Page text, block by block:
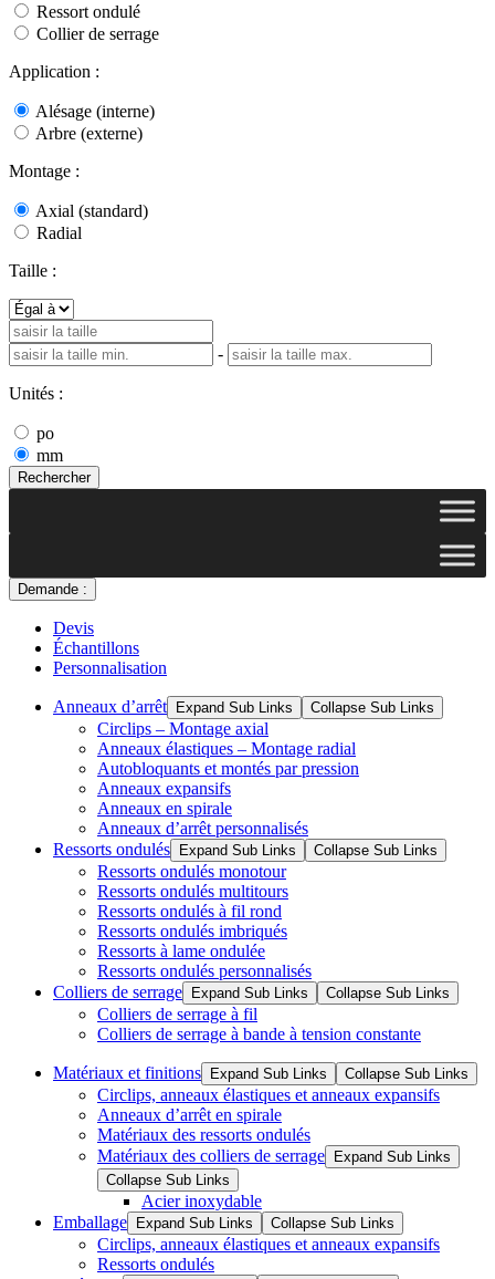
Ressort ondulé
Collier de serrage
Application :
Alésage (interne)
Arbre (externe)
Montage :
Axial (standard)
Radial
Taille :
-
Unités :
po
mm
Rechercher
Demande :
Devis
Échantillons
Personnalisation
Anneaux d’arrêt Expand Sub Links Collapse Sub Links
Circlips – Montage axial
Anneaux élastiques – Montage radial
Autobloquants et montés par pression
Anneaux expansifs
Anneaux en spirale
Anneaux d’arrêt personnalisés
Ressorts ondulés
Expand Sub Links Collapse Sub Links
Ressorts ondulés monotour
Ressorts ondulés multitours
Ressorts ondulés à fil rond
Ressorts ondulés imbriqués
Ressorts à lame ondulée
Ressorts ondulés personnalisés
Colliers de serrage
Expand Sub Links Collapse Sub Links
Colliers de serrage à fil
Colliers de serrage à bande à tension constante
Matériaux et finitions Expand Sub Links Collapse Sub Links
Circlips, anneaux élastiques et anneaux expansifs
Anneaux d’arrêt en spirale
Matériaux des ressorts ondulés
Matériaux des colliers de serrage
Expand Sub Links
Collapse Sub Links
Acier inoxydable
Emballage
Expand Sub Links Collapse Sub Links
Circlips, anneaux élastiques et anneaux expansifs
Ressorts ondulés